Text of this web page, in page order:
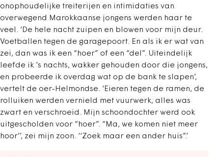
onophoudelijke treiterijen en intimidaties van
overwegend Marokkaanse jongens werden haar te
veel. ‘De hele nacht zuipen en blowen voor mijn deur.
Voetballen tegen de garagepoort. En als ik er wat van
zei, dan was ik een “hoer” of een “del”. Uiteindelijk
leefde ik ’s nachts, wakker gehouden door die jongens,
en probeerde ik overdag wat op de bank te slapen’,
vertelt de oer-Helmondse. ‘Eieren tegen de ramen, de
rolluiken werden vernield met vuurwerk, alles was
zwart en verschroeid. Mijn schoondochter werd ook
uitgescholden voor “hoer”. “Ma, we komen niet meer
hoor’’, zei mijn zoon. ‘‘Zoek maar een ander huis”.’